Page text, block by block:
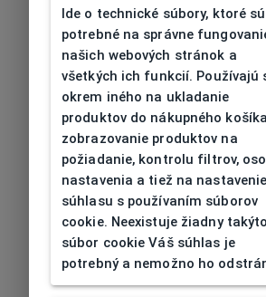
Ide o technické súbory, ktoré sú
potrebné na správne
našich webových stránok a
všetkých ich funkcií. Používajú
okrem iného na ukladanie
produktov do nákupného
zobrazovanie produktov na
požiadanie, kontrolu filtrov,
nastavenia a tiež na nastavenie
súhlasu s používaním súborov
cookie. Neexistuje žiadny takýto
súbor cookie Váš súhlas je
potrebný a nemožno ho